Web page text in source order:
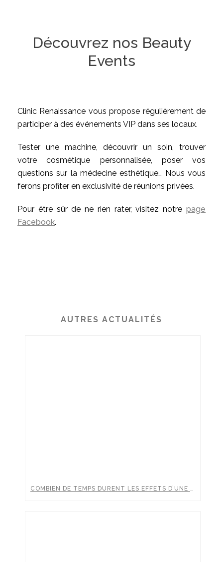
Découvrez nos Beauty
Events
Clinic Renaissance vous propose régulièrement de
participer à des événements VIP dans ses locaux.
Tester une machine, découvrir un soin, trouver
votre cosmétique personnalisée, poser vos
questions sur la médecine esthétique… Nous vous
ferons profiter en exclusivité de réunions privées.
Pour être sûr de ne rien rater, visitez notre page
Facebook.
AUTRES ACTUALITÉS
COMBIEN DE TEMPS DURENT LES EFFETS D’UNE INJECTION D’ACIDE HYALURONIQUE ?